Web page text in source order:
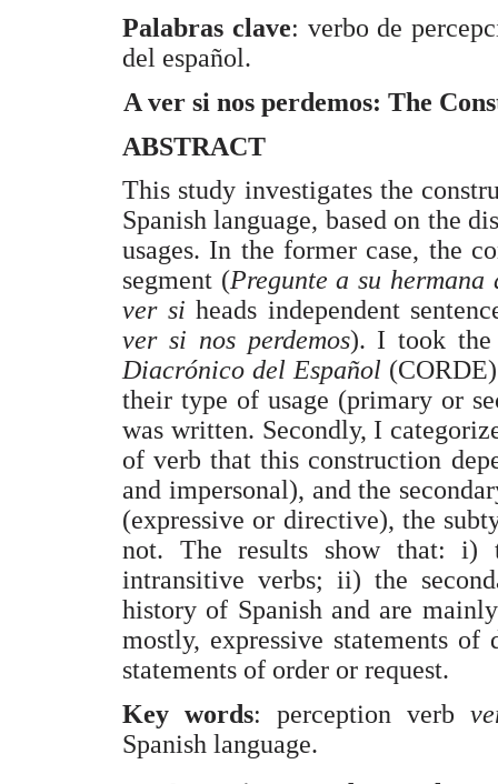
Palabras clave: verbo de
del español.
A ver si nos perdemos: The
ABSTRACT
This study investigates the
Spanish language, based on the
usages. In the former case, the
segment (Pregunte a su
ver siheads independent
ver si nos perdemos). I took the
Diacrónico del Español
their type of usage (primary or
was written. Secondly, I
of verb that this construction
and impersonal), and the
(expressive or directive), the
not. The results show that: i)
intransitive verbs; ii) the
history of Spanish and are
mostly, expressive statements
statements of order or request.
Key words: perception verb
Spanish language.